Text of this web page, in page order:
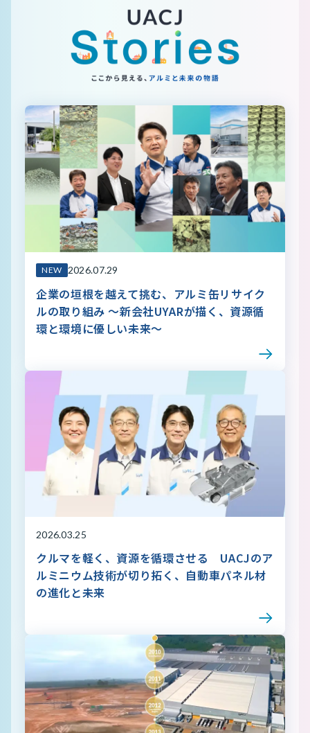
NEW 2026.07.29
企業の垣根を越えて挑む、アルミ缶リサイク
ルの取り組み ～新会社UYARが描く、資源循
環と環境に優しい未来～
2026.03.25
クルマを軽く、資源を循環させる UACJのア
ルミニウム技術が切り拓く、自動車パネル材
の進化と未来